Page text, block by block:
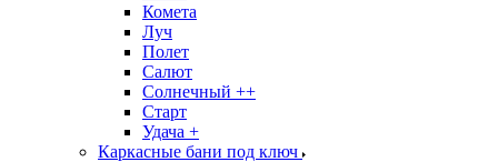
Комета
Луч
Полет
Салют
Солнечный ++
Старт
Удача +
Каркасные бани под ключ